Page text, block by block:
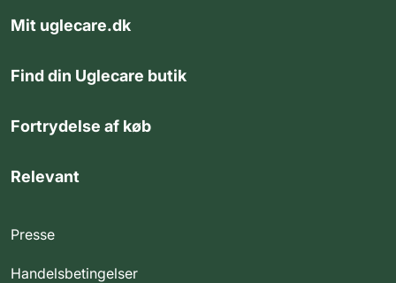
Mit uglecare.dk
Find din Uglecare butik
Fortrydelse af køb
Relevant
Presse
Handelsbetingelser